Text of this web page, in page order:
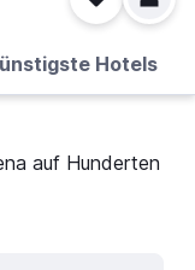
Hotels
auf Hunderten